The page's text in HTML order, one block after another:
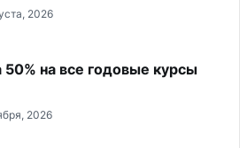
2026
50% на все годовые курсы
2026